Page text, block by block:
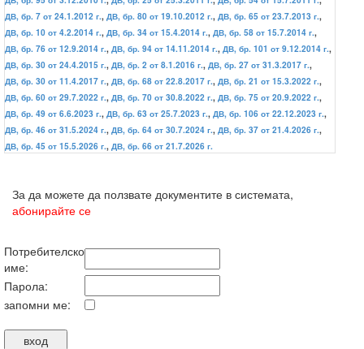
ДВ, бр. 7 от 24.1.2012 г., ДВ, бр. 80 от 19.10.2012 г., ДВ, бр. 65 от 23.7.2013 г.,
ДВ, бр. 10 от 4.2.2014 г., ДВ, бр. 34 от 15.4.2014 г., ДВ, бр. 58 от 15.7.2014 г.,
ДВ, бр. 76 от 12.9.2014 г., ДВ, бр. 94 от 14.11.2014 г., ДВ, бр. 101 от 9.12.2014 г.,
ДВ, бр. 30 от 24.4.2015 г., ДВ, бр. 2 от 8.1.2016 г., ДВ, бр. 27 от 31.3.2017 г.,
ДВ, бр. 30 от 11.4.2017 г., ДВ, бр. 68 от 22.8.2017 г., ДВ, бр. 21 от 15.3.2022 г.,
ДВ, бр. 60 от 29.7.2022 г., ДВ, бр. 70 от 30.8.2022 г., ДВ, бр. 75 от 20.9.2022 г.,
ДВ, бр. 49 от 6.6.2023 г., ДВ, бр. 63 от 25.7.2023 г., ДВ, бр. 106 от 22.12.2023 г.,
ДВ, бр. 46 от 31.5.2024 г., ДВ, бр. 64 от 30.7.2024 г., ДВ, бр. 37 от 21.4.2026 г.,
ДВ, бр. 45 от 15.5.2026 г., ДВ, бр. 66 от 21.7.2026 г.
За да можете да ползвате документите в системата,
абонирайте се
Потребителско
име:
Парола:
запомни ме: